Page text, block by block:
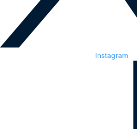
Instagram